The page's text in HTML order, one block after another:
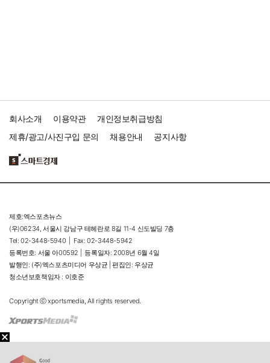
회사소개 이용약관
개인정보취급방침
제휴/광고/사진구입 문의
채용안내 공지사항
제호:엑스포츠뉴스
(우)06234, 서울시 강남구 테헤란로 8길 11-4 신도빌딩 7층
Tel: 02-3448-5940 |
Fax: 02-3448-5942
등록번호: 서울 아00592 |
등록일자: 2008년 6월 4일
발행인: (주)엑스포츠미디어 우상균 | 편집인: 우상균
청소년보호책임자 : 이호준
Copyright ⓒ xportsmedia, All rights reserved.